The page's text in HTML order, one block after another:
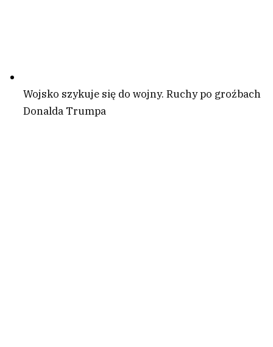
Wojsko szykuje się do wojny. Ruchy po groźbach
Donalda Trumpa